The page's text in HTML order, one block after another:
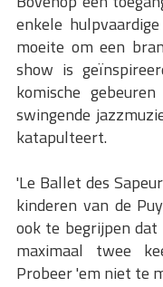
enkele
moeite om een
show is
komische
swingende
katapulteert.
'Le Ballet des
kinderen van de
ook te begrijpen
maximaal twee
Probeer 'em niet te